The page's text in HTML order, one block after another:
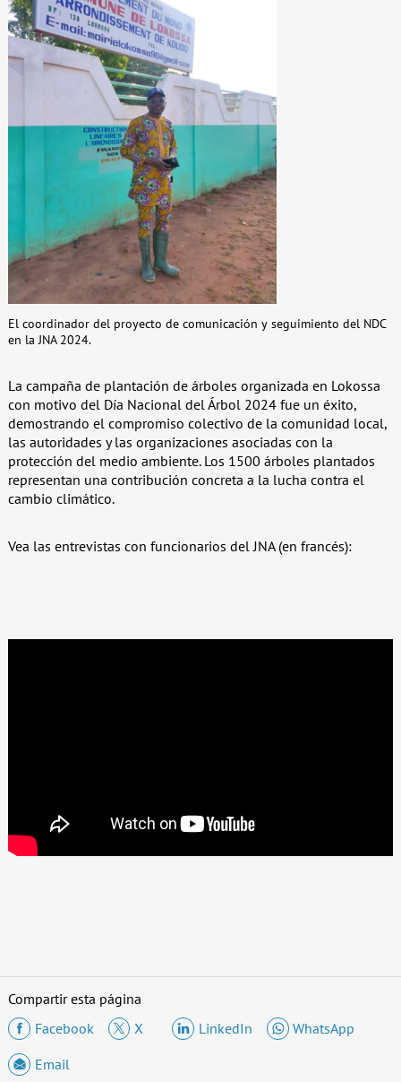
El coordinador del proyecto de comunicación y seguimiento del NDC
en la JNA 2024.
La campaña de plantación de árboles organizada en Lokossa
con motivo del Día Nacional del Árbol 2024 fue un éxito,
demostrando el compromiso colectivo de la comunidad local,
las autoridades y las organizaciones asociadas con la
protección del medio ambiente. Los 1500 árboles plantados
representan una contribución concreta a la lucha contra el
cambio climático.
Vea las entrevistas con funcionarios del JNA (en francés):
Compartir esta página
Facebook
X LinkedIn
WhatsApp
Email